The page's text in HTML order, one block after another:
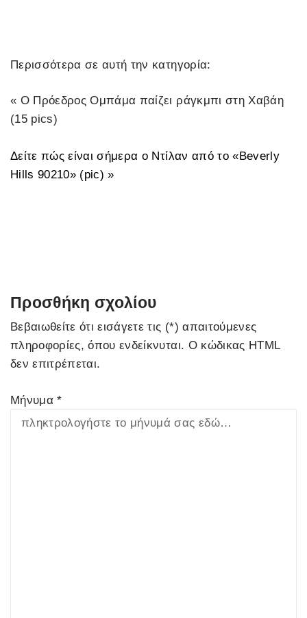
Περισσότερα σε αυτή την κατηγορία:
« Ο Πρόεδρος Ομπάμα παίζει ράγκμπι στη Χαβάη
(15 pics)
Δείτε πώς είναι σήμερα ο Ντίλαν από το «Beverly
Hills 90210» (pic) »
Προσθήκη σχολίου
Βεβαιωθείτε ότι εισάγετε τις (*) απαιτούμενες
πληροφορίες, όπου ενδείκνυται. Ο κώδικας HTML
δεν επιτρέπεται.
Μήνυμα *